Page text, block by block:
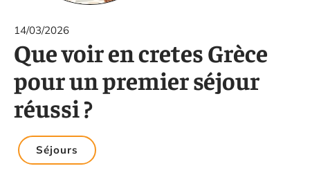
14/03/2026
Que voir en cretes Grèce
pour un premier séjour
réussi ?
Séjours